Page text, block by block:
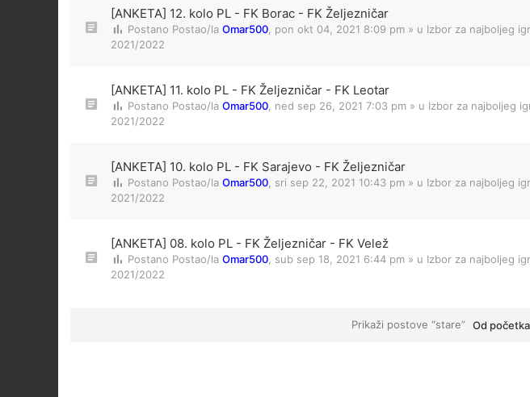
[ANKETA] 12. kolo PL - FK Borac - FK Željezničar
Postano Postao/la Omar500 pon okt 04, 2021 8:09 pm » u Izbor za najboljeg
2021/2022
[ANKETA] 11. kolo PL - FK Željezničar - FK Leotar
Postano Postao/la Omar500 ned sep 26, 2021 7:03 pm » u Izbor za najboljeg
2021/2022
[ANKETA] 10. kolo PL - FK Sarajevo - FK Željezničar
Postano Postao/la Omar500 sri sep 22, 2021 10:43 pm » u Izbor za najboljeg
2021/2022
[ANKETA] 08. kolo PL - FK Željezničar - FK Velež
Postano Postao/la Omar500 sub sep 18, 2021 6:44 pm » u Izbor za najboljeg
2021/2022
Prikaži postove “stare” Od početka